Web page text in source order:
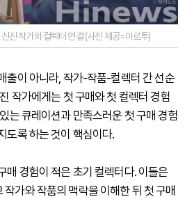
진 작가와 컬렉터 연결 (사진 제공=아르투)
출이 아니라, 작가-작품-컬렉터 간 선순
작가에게는 첫 구매와 첫 컬렉터 경험
는 큐레이션과 만족스러운 첫 구매 경험
도록 하는 것이 핵심이다.
매 경험이 적은 초기 컬렉터다. 이들은
가와 작품의 맥락을 이해한 뒤 첫 구매